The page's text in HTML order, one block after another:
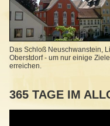
Das Schloß Neuschwanstein,
Oberstdorf - um nur einige
erreichen.
365 TAGE IM